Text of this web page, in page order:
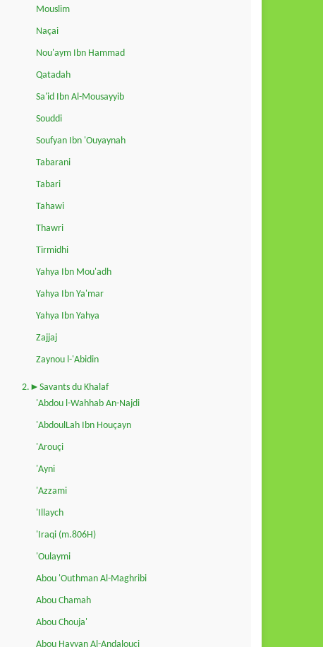
Mouslim
Naçai
Nou'aym Ibn Hammad
Qatadah
Sa'id Ibn Al-Mousayyib
Souddi
Soufyan Ibn 'Ouyaynah
Tabarani
Tabari
Tahawi
Thawri
Tirmidhi
Yahya Ibn Mou'adh
Yahya Ibn Ya'mar
Yahya Ibn Yahya
Zajjaj
Zaynou l-'Abidin
2.►Savants du Khalaf
'Abdou l-Wahhab An-Najdi
'AbdoulLah Ibn Houçayn
'Arouçi
'Ayni
'Azzami
'Illaych
'Iraqi (m.806H)
'Oulaymi
Abou 'Outhman Al-Maghribi
Abou Chamah
Abou Chouja'
Abou Hayyan Al-Andalouçi